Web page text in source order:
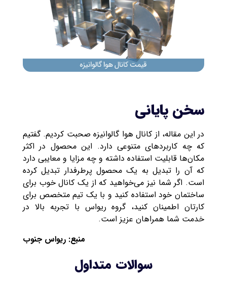
سخن پایانی
در این مقاله، از کانال هوا گالوانیزه صحبت کردیم. گفتیم
که چه کاربردهای متنوعی دارد. این محصول در اکثر
مکان‌ها قابلیت استفاده داشته و چه مزایا و معایبی دارد
که آن را تبدیل به یک محصول پرطرفدار تبدیل کرده
است. اگر شما نیز می‌خواهید که از یک کانال خوب برای
ساختمان خود استفاده کنید و با یک تیم متخصص برای
کارتان اطمینان کنید، گروه ریواس با تجربه بالا در
خدمت شما همراهان عزیز است.
منبع: ریواس جنوب
سوالات متداول